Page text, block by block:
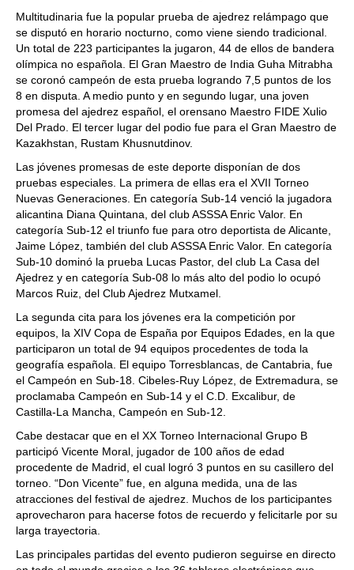
Multitudinaria fue la popular prueba de ajedrez relámpago que
se disputó en horario nocturno, como viene siendo tradicional.
Un total de 223 participantes la jugaron, 44 de ellos de bandera
olímpica no española. El Gran Maestro de India Guha Mitrabha
se coronó campeón de esta prueba logrando 7,5 puntos de los
8 en disputa. A medio punto y en segundo lugar, una joven
promesa del ajedrez español, el orensano Maestro FIDE Xulio
Del Prado. El tercer lugar del podio fue para el Gran Maestro de
Kazakhstan, Rustam Khusnutdinov.
Las jóvenes promesas de este deporte disponían de dos
pruebas especiales. La primera de ellas era el XVII Torneo
Nuevas Generaciones. En categoría Sub-14 venció la jugadora
alicantina Diana Quintana, del club ASSSA Enric Valor. En
categoría Sub-12 el triunfo fue para otro deportista de Alicante,
Jaime López, también del club ASSSA Enric Valor. En categoría
Sub-10 dominó la prueba Lucas Pastor, del club La Casa del
Ajedrez y en categoría Sub-08 lo más alto del podio lo ocupó
Marcos Ruiz, del Club Ajedrez Mutxamel.
La segunda cita para los jóvenes era la competición por
equipos, la XIV Copa de España por Equipos Edades, en la que
participaron un total de 94 equipos procedentes de toda la
geografía española. El equipo Torresblancas, de Cantabria, fue
el Campeón en Sub-18. Cibeles-Ruy López, de Extremadura, se
proclamaba Campeón en Sub-14 y el C.D. Excalibur, de
Castilla-La Mancha, Campeón en Sub-12.
Cabe destacar que en el XX Torneo Internacional Grupo B
participó Vicente Moral, jugador de 100 años de edad
procedente de Madrid, el cual logró 3 puntos en su casillero del
torneo. “Don Vicente” fue, en alguna medida, una de las
atracciones del festival de ajedrez. Muchos de los participantes
aprovecharon para hacerse fotos de recuerdo y felicitarle por su
larga trayectoria.
Las principales partidas del evento pudieron seguirse en directo